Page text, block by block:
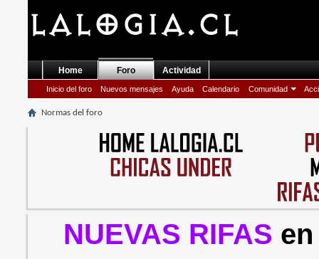
Home Foro
Inicio del foro Nuevos mensajes Ayuda Calendario Comunidad
Actividad
Normas del foro
NUEVAS RIFAS en